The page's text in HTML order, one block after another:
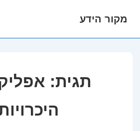
מקור הידע
תגית: